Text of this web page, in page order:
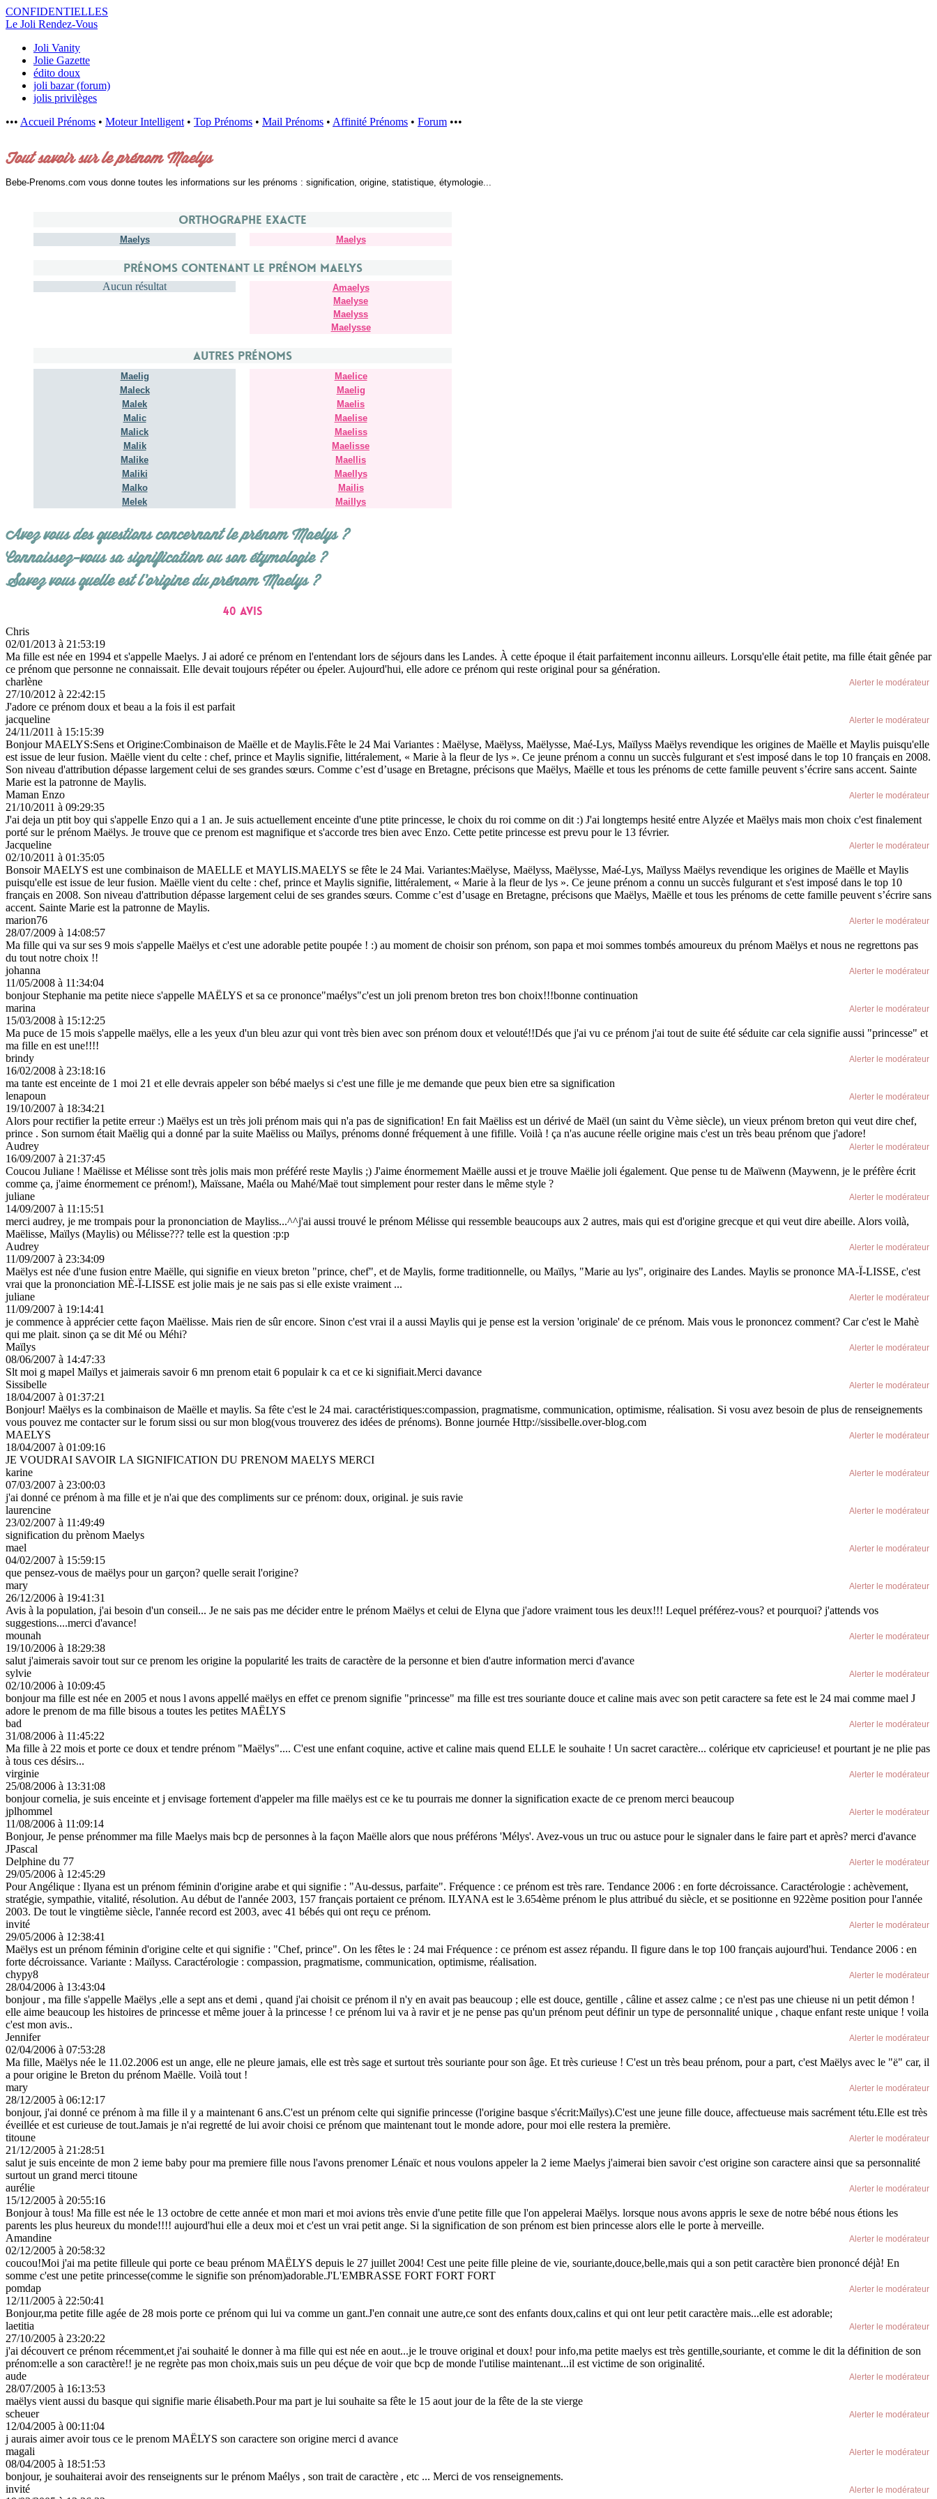
CONFIDENTIELLES
Le Joli Rendez-Vous
Joli Vanity
Jolie Gazette
édito doux
joli bazar (forum)
jolis privilèges
••• Accueil Prénoms • Moteur Intelligent • Top Prénoms • Mail Prénoms • Affinité Prénoms • Forum •••
Tout savoir sur le prénom Maelys
Bebe-Prenoms.com vous donne toutes les informations sur les prénoms : signification, origine, statistique, étymologie...
Orthographe exacte
Maelys Maelys
Prénoms contenant le prénom Maelys
Aucun résultat
Amaelys
Maelyse
Maelyss
Maelysse
Autres prénoms
Maelig
Maleck
Malek
Malic
Malick
Malik
Malike
Maliki
Malko
Melek
Maelice
Maelig
Maelis
Maelise
Maeliss
Maelisse
Maellis
Maellys
Mailis
Maillys
Avez vous des questions concernant le prénom Maelys ?
Connaissez-vous sa signification ou son étymologie ?
Savez vous quelle est l'origine du prénom Maelys ?
40 avis
Chris
02/01/2013 à 21:53:19
Ma fille est née en 1994 et s'appelle Maelys. J ai adoré ce prénom en l'entendant lors de séjours dans les Landes. À cette époque il était parfaitement inconnu ailleurs. Lorsqu'elle était petite, ma fille était gênée par
ce prénom que personne ne connaissait. Elle devait toujours répéter ou épeler. Aujourd'hui, elle adore ce prénom qui reste original pour sa génération.
Alerter le modérateur
charlène
27/10/2012 à 22:42:15
J'adore ce prénom doux et beau a la fois il est parfait
Alerter le modérateur
jacqueline
24/11/2011 à 15:15:39
Bonjour MAELYS:Sens et Origine:Combinaison de Maëlle et de Maylis.Fête le 24 Mai Variantes : Maëlyse, Maëlyss, Maëlysse, Maé-Lys, Maïlyss Maëlys revendique les origines de Maëlle et Maylis puisqu'elle
est issue de leur fusion. Maëlle vient du celte : chef, prince et Maylis signifie, littéralement, « Marie à la fleur de lys ». Ce jeune prénom a connu un succès fulgurant et s'est imposé dans le top 10 français en 2008.
Son niveau d'attribution dépasse largement celui de ses grandes sœurs. Comme c’est d’usage en Bretagne, précisons que Maëlys, Maëlle et tous les prénoms de cette famille peuvent s’écrire sans accent. Sainte
Marie est la patronne de Maylis.
Alerter le modérateur
Maman Enzo
21/10/2011 à 09:29:35
J'ai deja un ptit boy qui s'appelle Enzo qui a 1 an. Je suis actuellement enceinte d'une ptite princesse, le choix du roi comme on dit :) J'ai longtemps hesité entre Alyzée et Maëlys mais mon choix c'est finalement
porté sur le prénom Maëlys. Je trouve que ce prenom est magnifique et s'accorde tres bien avec Enzo. Cette petite princesse est prevu pour le 13 février.
Alerter le modérateur
Jacqueline
02/10/2011 à 01:35:05
Bonsoir MAELYS est une combinaison de MAELLE et MAYLIS.MAELYS se fête le 24 Mai. Variantes:Maëlyse, Maëlyss, Maëlysse, Maé-Lys, Maïlyss Maëlys revendique les origines de Maëlle et Maylis
puisqu'elle est issue de leur fusion. Maëlle vient du celte : chef, prince et Maylis signifie, littéralement, « Marie à la fleur de lys ». Ce jeune prénom a connu un succès fulgurant et s'est imposé dans le top 10
français en 2008. Son niveau d'attribution dépasse largement celui de ses grandes sœurs. Comme c’est d’usage en Bretagne, précisons que Maëlys, Maëlle et tous les prénoms de cette famille peuvent s’écrire sans
accent. Sainte Marie est la patronne de Maylis.
Alerter le modérateur
marion76
28/07/2009 à 14:08:57
Ma fille qui va sur ses 9 mois s'appelle Maëlys et c'est une adorable petite poupée ! :) au moment de choisir son prénom, son papa et moi sommes tombés amoureux du prénom Maëlys et nous ne regrettons pas
du tout notre choix !!
Alerter le modérateur
johanna
11/05/2008 à 11:34:04
bonjour Stephanie ma petite niece s'appelle MAËLYS et sa ce prononce"maélys"c'est un joli prenom breton tres bon choix!!!bonne continuation
Alerter le modérateur
marina
15/03/2008 à 15:12:25
Ma puce de 15 mois s'appelle maëlys, elle a les yeux d'un bleu azur qui vont très bien avec son prénom doux et velouté!!Dés que j'ai vu ce prénom j'ai tout de suite été séduite car cela signifie aussi "princesse" et
ma fille en est une!!!!
Alerter le modérateur
brindy
16/02/2008 à 23:18:16
ma tante est enceinte de 1 moi 21 et elle devrais appeler son bébé maelys si c'est une fille je me demande que peux bien etre sa signification
Alerter le modérateur
lenapoun
19/10/2007 à 18:34:21
Alors pour rectifier la petite erreur :) Maëlys est un très joli prénom mais qui n'a pas de signification! En fait Maëliss est un dérivé de Maël (un saint du Vème siècle), un vieux prénom breton qui veut dire chef,
prince . Son surnom était Maëlig qui a donné par la suite Maëliss ou Maïlys, prénoms donné fréquement à une fifille. Voilà ! ça n'as aucune réelle origine mais c'est un très beau prénom que j'adore!
Alerter le modérateur
Audrey
16/09/2007 à 21:37:45
Coucou Juliane ! Maëlisse et Mélisse sont très jolis mais mon préféré reste Maylis ;) J'aime énormement Maëlle aussi et je trouve Maëlie joli également. Que pense tu de Maïwenn (Maywenn, je le préfère écrit
comme ça, j'aime énormement ce prénom!), Maïssane, Maéla ou Mahé/Maë tout simplement pour rester dans le même style ?
Alerter le modérateur
juliane
14/09/2007 à 11:15:51
merci audrey, je me trompais pour la prononciation de Mayliss...^^j'ai aussi trouvé le prénom Mélisse qui ressemble beaucoups aux 2 autres, mais qui est d'origine grecque et qui veut dire abeille. Alors voilà,
Maëlisse, Maïlys (Maylis) ou Mélisse??? telle est la question :p:p
Alerter le modérateur
Audrey
11/09/2007 à 23:34:09
Maëlys est née d'une fusion entre Maëlle, qui signifie en vieux breton "prince, chef", et de Maylis, forme traditionnelle, ou Maïlys, "Marie au lys", originaire des Landes. Maylis se prononce MA-Ï-LISSE, c'est
vrai que la prononciation MÈ-Ï-LISSE est jolie mais je ne sais pas si elle existe vraiment ...
Alerter le modérateur
juliane
11/09/2007 à 19:14:41
je commence à apprécier cette façon Maëlisse. Mais rien de sûr encore. Sinon c'est vrai il a aussi Maylis qui je pense est la version 'originale' de ce prénom. Mais vous le prononcez comment? Car c'est le Mahè
qui me plait. sinon ça se dit Mé ou Méhi?
Alerter le modérateur
Maïlys
08/06/2007 à 14:47:33
Slt moi g mapel Maïlys et jaimerais savoir 6 mn prenom etait 6 populair k ca et ce ki signifiait.Merci davance
Alerter le modérateur
Sissibelle
18/04/2007 à 01:37:21
Bonjour! Maëlys es la combinaison de Maëlle et maylis. Sa fête c'est le 24 mai. caractéristiques:compassion, pragmatisme, communication, optimisme, réalisation. Si vosu avez besoin de plus de renseignements
vous pouvez me contacter sur le forum sissi ou sur mon blog(vous trouverez des idées de prénoms). Bonne journée Http://sissibelle.over-blog.com
Alerter le modérateur
MAELYS
18/04/2007 à 01:09:16
JE VOUDRAI SAVOIR LA SIGNIFICATION DU PRENOM MAELYS MERCI
Alerter le modérateur
karine
07/03/2007 à 23:00:03
j'ai donné ce prénom à ma fille et je n'ai que des compliments sur ce prénom: doux, original. je suis ravie
Alerter le modérateur
laurencine
23/02/2007 à 11:49:49
signification du prènom Maelys
Alerter le modérateur
mael
04/02/2007 à 15:59:15
que pensez-vous de maëlys pour un garçon? quelle serait l'origine?
Alerter le modérateur
mary
26/12/2006 à 19:41:31
Avis à la population, j'ai besoin d'un conseil... Je ne sais pas me décider entre le prénom Maëlys et celui de Elyna que j'adore vraiment tous les deux!!! Lequel préférez-vous? et pourquoi? j'attends vos
suggestions....merci d'avance!
Alerter le modérateur
mounah
19/10/2006 à 18:29:38
salut j'aimerais savoir tout sur ce prenom les origine la popularité les traits de caractère de la personne et bien d'autre information merci d'avance
Alerter le modérateur
sylvie
02/10/2006 à 10:09:45
bonjour ma fille est née en 2005 et nous l avons appellé maëlys en effet ce prenom signifie "princesse" ma fille est tres souriante douce et caline mais avec son petit caractere sa fete est le 24 mai comme mael J
adore le prenom de ma fille bisous a toutes les petites MAËLYS
Alerter le modérateur
bad
31/08/2006 à 11:45:22
Ma fille à 22 mois et porte ce doux et tendre prénom "Maëlys".... C'est une enfant coquine, active et caline mais quend ELLE le souhaite ! Un sacret caractère... colérique etv capricieuse! et pourtant je ne plie pas
à tous ces désirs...
Alerter le modérateur
virginie
25/08/2006 à 13:31:08
bonjour cornelia, je suis enceinte et j envisage fortement d'appeler ma fille maëlys est ce ke tu pourrais me donner la signification exacte de ce prenom merci beaucoup
Alerter le modérateur
jplhommel
11/08/2006 à 11:09:14
Bonjour, Je pense prénommer ma fille Maelys mais bcp de personnes à la façon Maëlle alors que nous préférons 'Mélys'. Avez-vous un truc ou astuce pour le signaler dans le faire part et après? merci d'avance
JPascal
Alerter le modérateur
Delphine du 77
29/05/2006 à 12:45:29
Pour Angélique : Ilyana est un prénom féminin d'origine arabe et qui signifie : "Au-dessus, parfaite". Fréquence : ce prénom est très rare. Tendance 2006 : en forte décroissance. Caractérologie : achèvement,
stratégie, sympathie, vitalité, résolution. Au début de l'année 2003, 157 français portaient ce prénom. ILYANA est le 3.654ème prénom le plus attribué du siècle, et se positionne en 922ème position pour l'année
2003. De tout le vingtième siècle, l'année record est 2003, avec 41 bébés qui ont reçu ce prénom.
Alerter le modérateur
invité
29/05/2006 à 12:38:41
Maëlys est un prénom féminin d'origine celte et qui signifie : "Chef, prince". On les fêtes le : 24 mai Fréquence : ce prénom est assez répandu. Il figure dans le top 100 français aujourd'hui. Tendance 2006 : en
forte décroissance. Variante : Maïlyss. Caractérologie : compassion, pragmatisme, communication, optimisme, réalisation.
Alerter le modérateur
chypy8
28/04/2006 à 13:43:04
bonjour , ma fille s'appelle Maëlys ,elle a sept ans et demi , quand j'ai choisit ce prénom il n'y en avait pas beaucoup ; elle est douce, gentille , câline et assez calme ; ce n'est pas une chieuse ni un petit démon !
elle aime beaucoup les histoires de princesse et même jouer à la princesse ! ce prénom lui va à ravir et je ne pense pas qu'un prénom peut définir un type de personnalité unique , chaque enfant reste unique ! voila
c'est mon avis..
Alerter le modérateur
Jennifer
02/04/2006 à 07:53:28
Ma fille, Maëlys née le 11.02.2006 est un ange, elle ne pleure jamais, elle est très sage et surtout très souriante pour son âge. Et très curieuse ! C'est un très beau prénom, pour a part, c'est Maëlys avec le "ë" car, il
a pour origine le Breton du prénom Maëlle. Voilà tout !
Alerter le modérateur
mary
28/12/2005 à 06:12:17
bonjour, j'ai donné ce prénom à ma fille il y a maintenant 6 ans.C'est un prénom celte qui signifie princesse (l'origine basque s'écrit:Maïlys).C'est une jeune fille douce, affectueuse mais sacrément tétu.Elle est très
éveillée et est curieuse de tout.Jamais je n'ai regretté de lui avoir choisi ce prénom que maintenant tout le monde adore, pour moi elle restera la première.
Alerter le modérateur
titoune
21/12/2005 à 21:28:51
salut je suis enceinte de mon 2 ieme baby pour ma premiere fille nous l'avons prenomer Lénaïc et nous voulons appeler la 2 ieme Maelys j'aimerai bien savoir c'est origine son caractere ainsi que sa personnalité
surtout un grand merci titoune
Alerter le modérateur
aurélie
15/12/2005 à 20:55:16
Bonjour à tous! Ma fille est née le 13 octobre de cette année et mon mari et moi avions très envie d'une petite fille que l'on appelerai Maëlys. lorsque nous avons appris le sexe de notre bébé nous étions les
parents les plus heureux du monde!!!! aujourd'hui elle a deux moi et c'est un vrai petit ange. Si la signification de son prénom est bien princesse alors elle le porte à merveille.
Alerter le modérateur
Amandine
02/12/2005 à 20:58:32
coucou!Moi j'ai ma petite filleule qui porte ce beau prénom MAËLYS depuis le 27 juillet 2004! Cest une peite fille pleine de vie, souriante,douce,belle,mais qui a son petit caractère bien prononcé déjà! En
somme c'est une petite princesse(comme le signifie son prénom)adorable.J'L'EMBRASSE FORT FORT FORT
Alerter le modérateur
pomdap
12/11/2005 à 22:50:41
Bonjour,ma petite fille agée de 28 mois porte ce prénom qui lui va comme un gant.J'en connait une autre,ce sont des enfants doux,calins et qui ont leur petit caractère mais...elle est adorable;
Alerter le modérateur
laetitia
27/10/2005 à 23:20:22
j'ai découvert ce prénom récemment,et j'ai souhaité le donner à ma fille qui est née en aout...je le trouve original et doux! pour info,ma petite maelys est très gentille,souriante, et comme le dit la définition de son
prénom:elle a son caractère!! je ne regrète pas mon choix,mais suis un peu déçue de voir que bcp de monde l'utilise maintenant...il est victime de son originalité.
Alerter le modérateur
aude
28/07/2005 à 16:13:53
maëlys vient aussi du basque qui signifie marie élisabeth.Pour ma part je lui souhaite sa fête le 15 aout jour de la fête de la ste vierge
Alerter le modérateur
scheuer
12/04/2005 à 00:11:04
j aurais aimer avoir tous ce le prenom MAËLYS son caractere son origine merci d avance
Alerter le modérateur
magali
08/04/2005 à 18:51:53
bonjour, je souhaiterai avoir des renseignents sur le prénom Maélys , son trait de caractère , etc ... Merci de vos renseignements.
Alerter le modérateur
invité